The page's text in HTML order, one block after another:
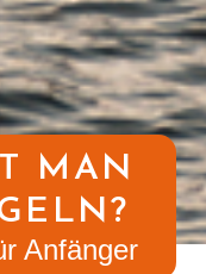
MAN
Anfänger